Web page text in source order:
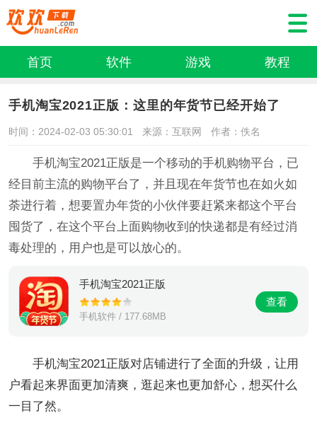
首页 软件 游戏 教程
手机淘宝2021正版：这里的年货节已经开始了
时间：2024-02-03 05:30:01 来源：互联网 作者：佚名
手机淘宝2021正版是一个移动的手机购物平台，已
经目前主流的购物平台了，并且现在年货节也在如火如
荼进行着，想要置办年货的小伙伴要赶紧来都这个平台
囤货了，在这个平台上面购物收到的快递都是有经过消
毒处理的，用户也是可以放心的。
手机淘宝2021正版
手机软件 / 177.68MB
查看
手机淘宝2021正版对店铺进行了全面的升级，让用
户看起来界面更加清爽，逛起来也更加舒心，想买什么
一目了然。